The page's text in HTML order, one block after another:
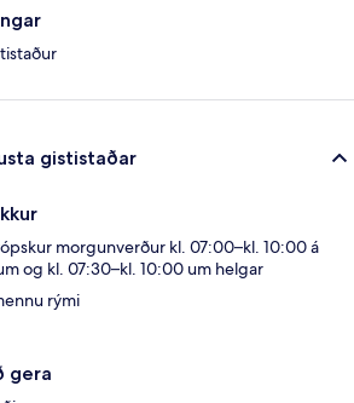
gististaðar
morgunverður kl. 07:00–kl. 10:00 á
og kl. 07:30–kl. 10:00 um helgar
rými
gera